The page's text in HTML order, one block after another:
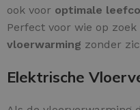
ook voor optimale
Perfect voor wie op zoek
vloerwarming zonder
Elektrische